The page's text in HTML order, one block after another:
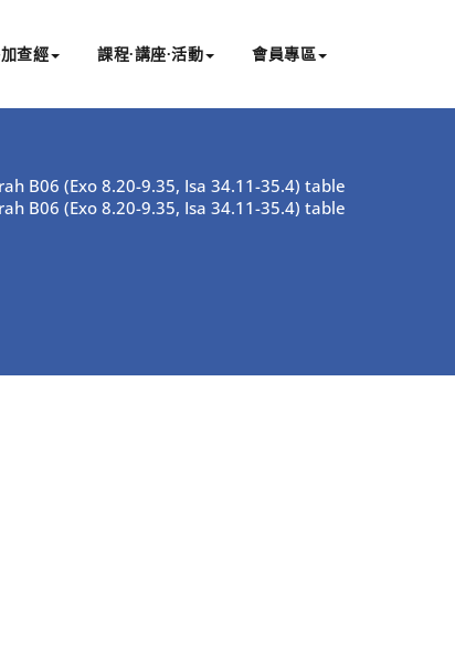
查經 課程∙講座∙活動 會員專區
B06 (Exo 8.20-9.35, Isa 34.11-35.4) table
B06 (Exo 8.20-9.35, Isa 34.11-35.4) table